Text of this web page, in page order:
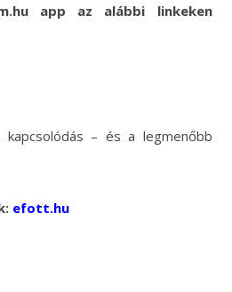
app az alábbi linkeken
kapcsolódás – és a legmenőbb
efott.hu